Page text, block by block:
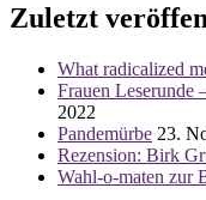
Zuletzt
What radicalized
Frauen Leserunde
2022
Pandemürbe 23.
Rezension: Birk
Wahl-o-maten zur